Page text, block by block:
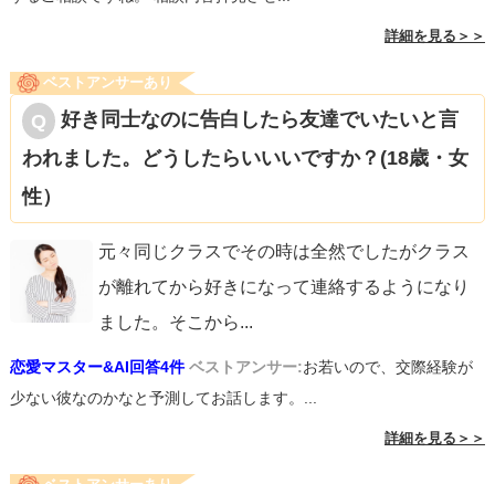
詳細を見る＞＞
ベストアンサーあり
好き同士なのに告白したら友達でいたいと言
われました。どうしたらいいいですか？(18歳・女
性）
元々同じクラスでその時は全然でしたがクラス
が離れてから好きになって連絡するようになり
ました。そこから...
恋愛マスター&AI回答4件 ベストアンサー:お若いので、交際経験が
少ない彼なのかなと予測してお話します。...
詳細を見る＞＞